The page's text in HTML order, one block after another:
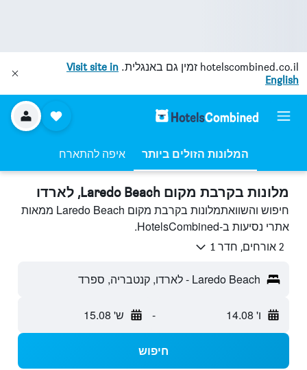
hotelscombined.co.il זמין גם באנגלית. Visit site in
English
המלונות הזולים ביותר איפה להתארח
מלונות בקרבת מקום Laredo Beach, לארדו
חיפוש והשוואתמלונות בקרבת מקום Laredo Beach ממאות
אתרי נסיעות ב-HotelsCombined.
2 אורחים, חדר 1
Laredo Beach - לארדו, קנטבריה, ספרד
ו' 14.08 - ש' 15.08
חיפוש